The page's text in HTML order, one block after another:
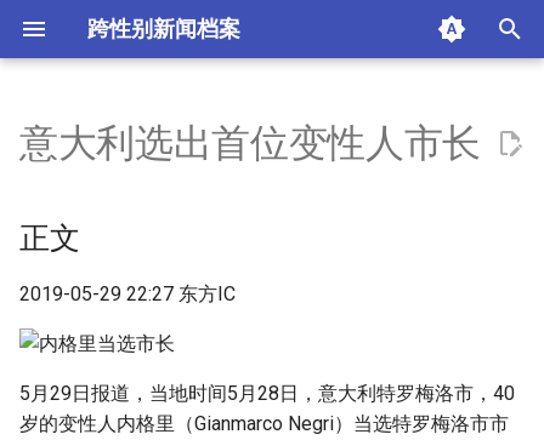
跨性别新闻档案
n
i
i
a
l
i
z
正文
摘要与附加信息
附加信息 [Processed Page
意大利选出首位变性人市长
正文
2019-05-29 22:27 东方IC
5月29日报道，当地时间5月28日，意大利特罗梅洛市，40
岁的变性人内格里（Gianmarco Negri）当选特罗梅洛市市